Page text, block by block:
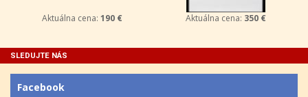
Aktuálna cena: 190 € Aktuálna cena: 350 €
SLEDUJTE NÁS
Facebook